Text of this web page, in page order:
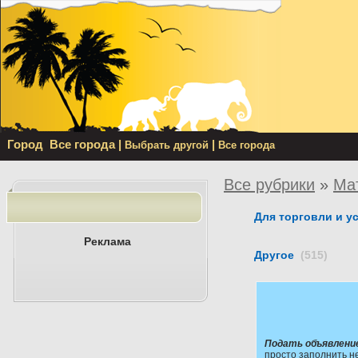
Город Все города | Выбрать другой | Все города
Реклама
Все рубрики »
Для торговли и
Другое (515)
Подать
просто заполнить